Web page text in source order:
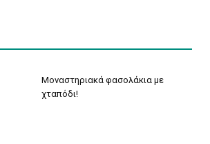
Μοναστηριακά φασολάκια με
χταπόδι!